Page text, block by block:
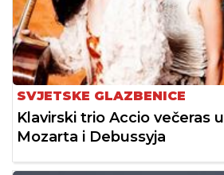
SVJETSKE GLAZBENICE
Klavirski trio Accio večeras
Mozarta i Debussyja